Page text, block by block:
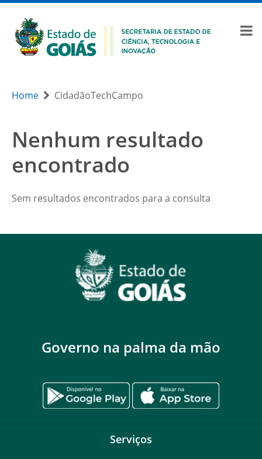
Home CidadãoTechCampo
Nenhum resultado
encontrado
Sem resultados encontrados para a consulta
Governo na palma da mão
Serviços